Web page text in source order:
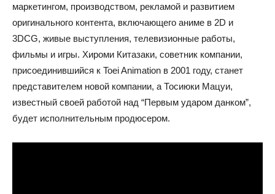
маркетингом, производством, рекламой и развитием
оригинального контента, включающего аниме в 2D и
3DCG, живые выступления, телевизионные работы,
фильмы и игры. Хироми Китазаки, советник компании,
присоединившийся к Toei Animation в 2001 году, станет
представителем новой компании, а Тосиюки Мацуи,
известный своей работой над “Первым ударом данком”,
будет исполнительным продюсером.